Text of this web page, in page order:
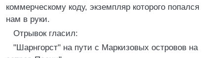
коммерческому коду, экземпляр которого попался
нам в руки.
Отрывок гласил:
"Шарнгорст" на пути с Маркизовых островов на